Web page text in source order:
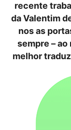
recente
da Valentim
nos as
sempre –
melhor